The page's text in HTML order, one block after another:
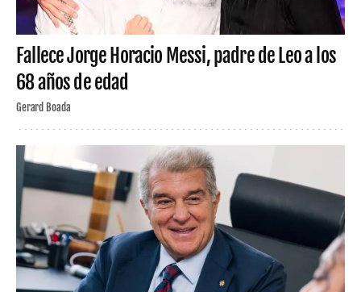
Fallece Jorge Horacio Messi, padre de Leo a los
68 años de edad
Gerard Boada